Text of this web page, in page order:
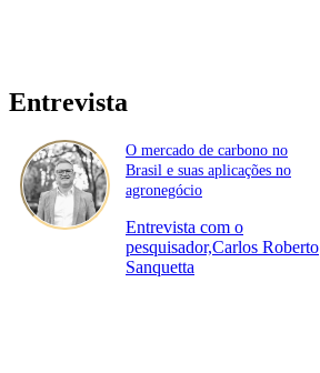
Entrevista
O mercado de carbono no
Brasil e suas aplicações no
agronegócio
Entrevista com o
pesquisador,Carlos Roberto
Sanquetta